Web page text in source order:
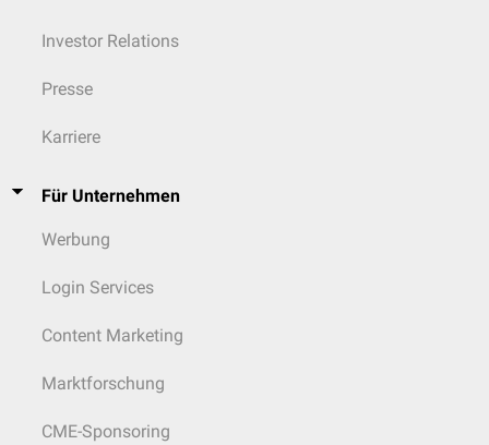
Investor Relations
Presse
Karriere
Für Unternehmen
Werbung
Login Services
Content Marketing
Marktforschung
CME-Sponsoring